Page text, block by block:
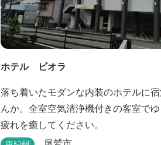
ホテル ビオラ
落ち着いたモダンな内装のホテルに
んか。全室空気清浄機付きの客室で
疲れを癒してください。